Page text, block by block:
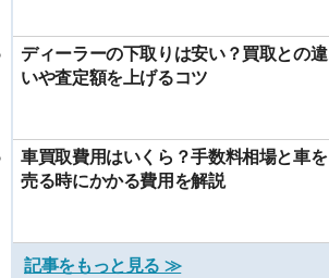
ディーラーの下取りは安い？買取との違
いや査定額を上げるコツ
車買取費用はいくら？手数料相場と車を
売る時にかかる費用を解説
記事をもっと見る ≫